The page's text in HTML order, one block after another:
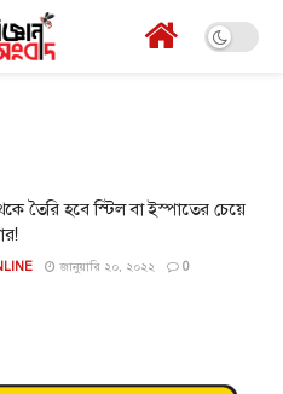
তৈরি হবে স্টিল বা ইস্পাতের চেয়ে
জানুয়ারি ২০, ২০২২ 0